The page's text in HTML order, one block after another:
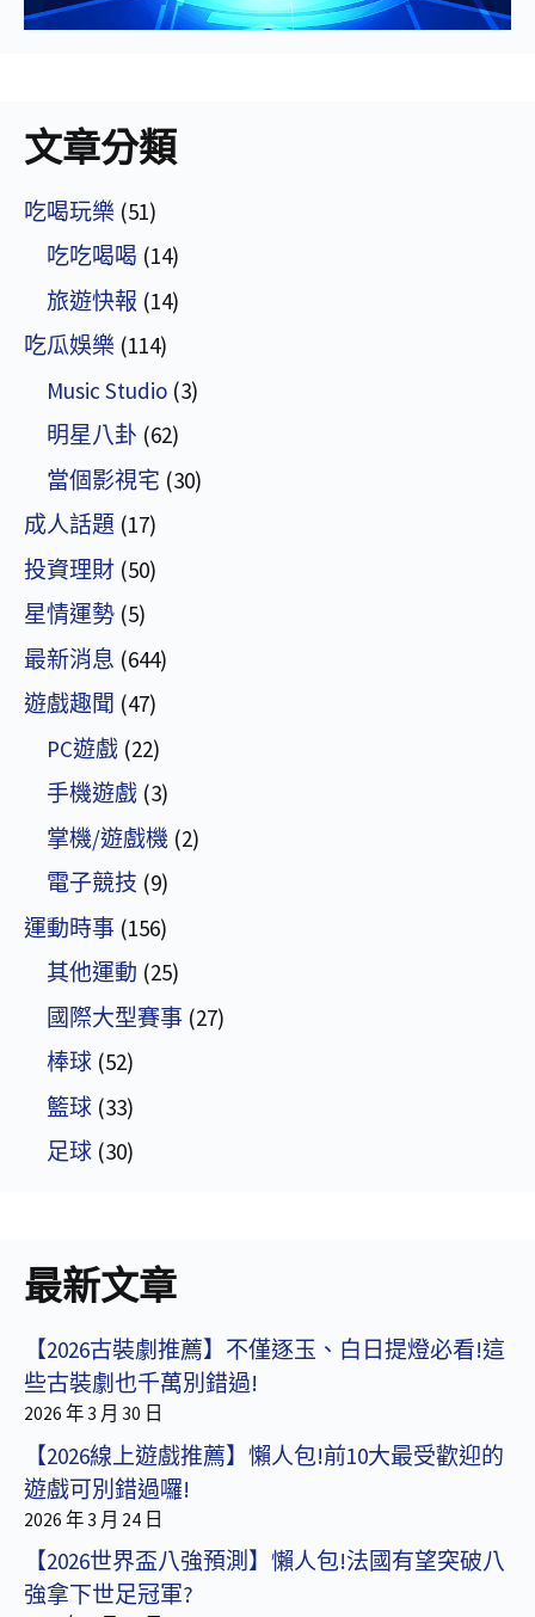
文章分類
吃喝玩樂 (51)
吃吃喝喝 (14)
旅遊快報 (14)
吃瓜娛樂 (114)
Music Studio (3)
明星八卦 (62)
當個影視宅 (30)
成人話題 (17)
投資理財 (50)
星情運勢 (5)
最新消息 (644)
遊戲趣聞 (47)
PC遊戲 (22)
手機遊戲 (3)
掌機/遊戲機 (2)
電子競技 (9)
運動時事 (156)
其他運動 (25)
國際大型賽事 (27)
棒球 (52)
籃球 (33)
足球 (30)
最新文章
【2026古裝劇推薦】不僅逐玉、白日提燈必看!這
些古裝劇也千萬別錯過!
2026 年 3 月 30 日
【2026線上遊戲推薦】懶人包!前10大最受歡迎的
遊戲可別錯過囉!
2026 年 3 月 24 日
【2026世界盃八強預測】懶人包!法國有望突破八
強拿下世足冠軍?